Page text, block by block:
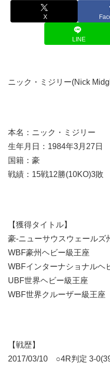
X
LINE
ニック・ミジリー(Nick
本名：ニック・ミジリー
生年月日：1984年3月27日
国籍：豪
戦績：15戦12勝(10KO)3敗
【獲得タイトル】
豪-ニューサウスウェールズ
WBF豪州ヘビー級王座
WBFインターナショナルヘ
UBF世界ヘビー級王座
WBF世界クルーザー級王座
【戦歴】
2017/03/10 ○4R判定 3-